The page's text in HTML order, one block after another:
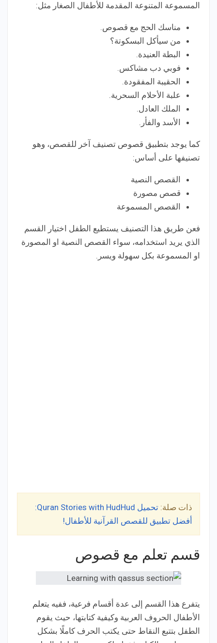
المسموعة المتنوعة المقدمة للأطفال الصغار مثل:
مناسك الحج مع قصوص.
من سيأكل البسكوتة؟
البطة العنيدة.
فوبي دب مشاكس.
الحقيبة المفقودة.
علبة الأحلام السحرية.
الملك العادل.
الأسد والفأر.
كما يوجد بتطبيق قصوص تصنيف آخر للقصص، وهو
تصنيفها على أساس:
القصص النصية
قصص مصورة
القصص المسموعة
فعن طريق هذا التصنيف يستطيع الطفل اختيار القسم
الذي يريد استخدامه، سواء القصص النصية او المصورة
او المسموعة بكل سهولة ويسر.
ذات صلة:
تحميل Quran Stories with HudHud:
أفضل تطبيق للقصص القرآنية للأطفال!
قسم تعلم مع قصوص
يتفرع هذا القسم إلى عدة أقسام فرعية، ففيه يتعلم
الأطفال الحروف العربية وكيفية كتابتها، حيث يقوم
الطفل بتتبع النقاط حتى يكتب الحرف كاملًا بشكل